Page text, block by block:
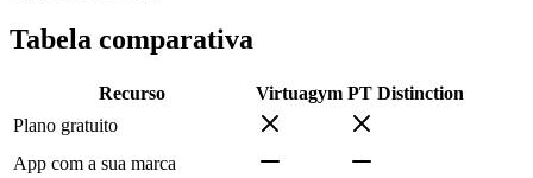
Tabela comparativa
Recurso Virtuagym PT Distinction
Plano gratuito
App com a sua marca